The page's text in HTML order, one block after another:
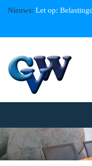
Nieuws: Let op: